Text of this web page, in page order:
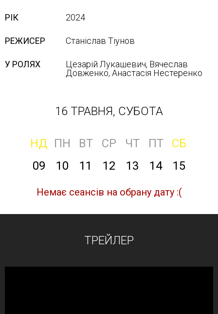
РІК 2024
РЕЖИСЕР Станіслав Тіунов
У РОЛЯХ
Цезарій Лукашевич, Вячеслав
Довженко, Анастасія Нестеренко
16 ТРАВНЯ, СУБОТА
НД ПН ВТ СР ЧТ ПТ
СБ
09
10 11 12 13 14 15
Немає сеансів на обрану дату :(
ТРЕЙЛЕР